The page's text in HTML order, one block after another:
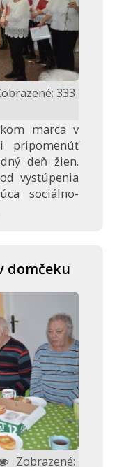
333
marca v
pripomenúť
deň žien.
vystúpenia
sociálno-
domčeku
Zobrazené: